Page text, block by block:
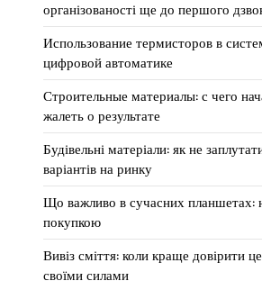
організованості ще до першого
Использование термисторов в
цифровой автоматике
Строительные материалы: с чего
жалеть о результате
Будівельні матеріали: як не
варіантів на ринку
Що важливо в сучасних планшетах:
покупкою
Вивіз сміття: коли краще довірити
своїми силами